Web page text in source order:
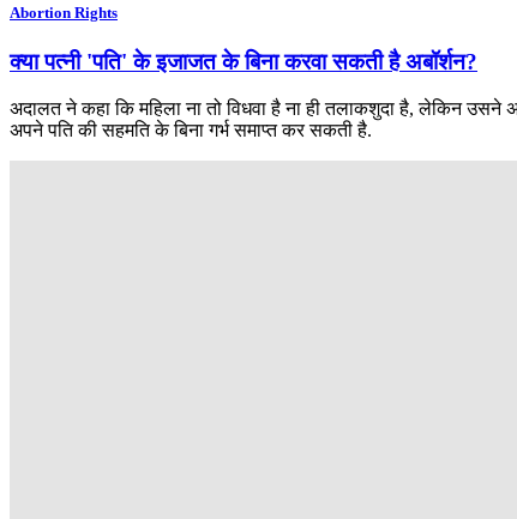
Abortion Rights
क्या पत्नी 'पति' के इजाजत के बिना करवा सकती है अबॉर्शन?
अदालत ने कहा कि महिला ना तो विधवा है ना ही तलाकशुदा है, लेकिन उसने
अपने पति की सहमति के बिना गर्भ समाप्त कर सकती है.